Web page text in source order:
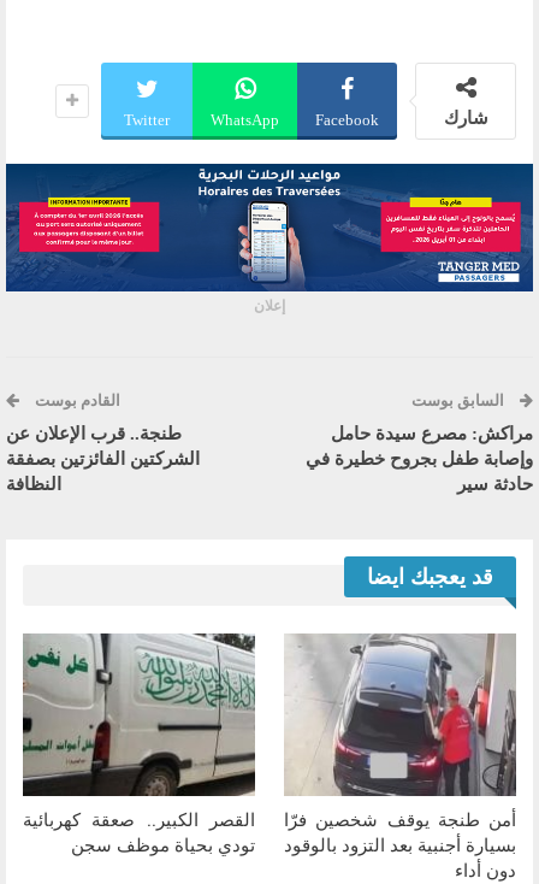
شارك Facebook
WhatsApp
Twitter
إعلان
السابق بوست
مراكش: مصرع سيدة حامل
وإصابة طفل بجروح خطيرة في
حادثة سير
القادم بوست
طنجة.. قرب الإعلان عن
الشركتين الفائزتين بصفقة
النظافة
قد يعجبك ايضا
أمن طنجة يوقف شخصين فرّا
بسيارة أجنبية بعد التزود بالوقود
دون أداء
القصر الكبير.. صعقة كهربائية
تودي بحياة موظف سجن